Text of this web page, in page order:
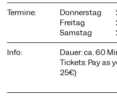
Termine:
Donnerstag
Freitag
Samstag
Info:
Dauer: ca. 60
Tickets: Pay as
25€)
können Sie auswählen, welche
Notwendige Cookies
Externe Medien
Statistiken